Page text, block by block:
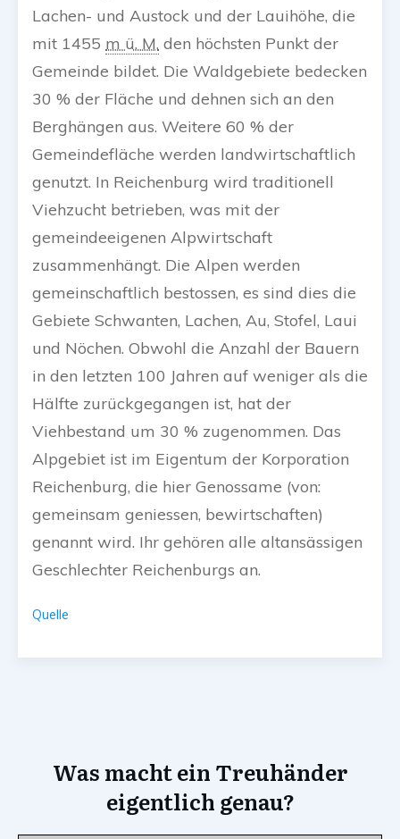
Lachen- und Austock und der Lauihöhe, die
mit 1455 m ü. M. den höchsten Punkt der
Gemeinde bildet. Die Waldgebiete bedecken
30 % der Fläche und dehnen sich an den
Berghängen aus. Weitere 60 % der
Gemeindefläche werden landwirtschaftlich
genutzt. In Reichenburg wird traditionell
Viehzucht betrieben, was mit der
gemeindeeigenen Alpwirtschaft
zusammenhängt. Die Alpen werden
gemeinschaftlich bestossen, es sind dies die
Gebiete Schwanten, Lachen, Au, Stofel, Laui
und Nöchen. Obwohl die Anzahl der Bauern
in den letzten 100 Jahren auf weniger als die
Hälfte zurückgegangen ist, hat der
Viehbestand um 30 % zugenommen. Das
Alpgebiet ist im Eigentum der Korporation
Reichenburg, die hier Genossame (von:
gemeinsam geniessen, bewirtschaften)
genannt wird. Ihr gehören alle altansässigen
Geschlechter Reichenburgs an.
Quelle
Was macht ein Treuhänder
eigentlich genau?